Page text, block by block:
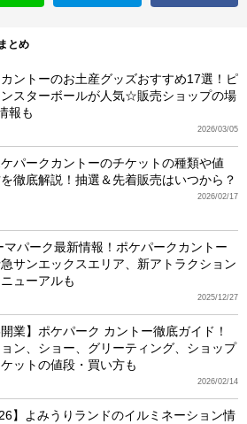
とめ
ントーのお土産グッズおすすめ17選！ピ
スターボールが人気☆販売ショップの場
報も
2026/03/05
ケパークカントーのチケットの種類や値
徹底解説！抽選＆先着販売はいつから？
2026/02/17
マパーク最新情報！ポケパークカントー
サンエックスエリア、新アトラクション
ューアルも
2025/12/27
開業】ポケパーク カントー徹底ガイド！
ン、ショー、グリーティング、ショップ
ットの値段・買い方も
2026/02/14
】よみうりランドのイルミネーション情